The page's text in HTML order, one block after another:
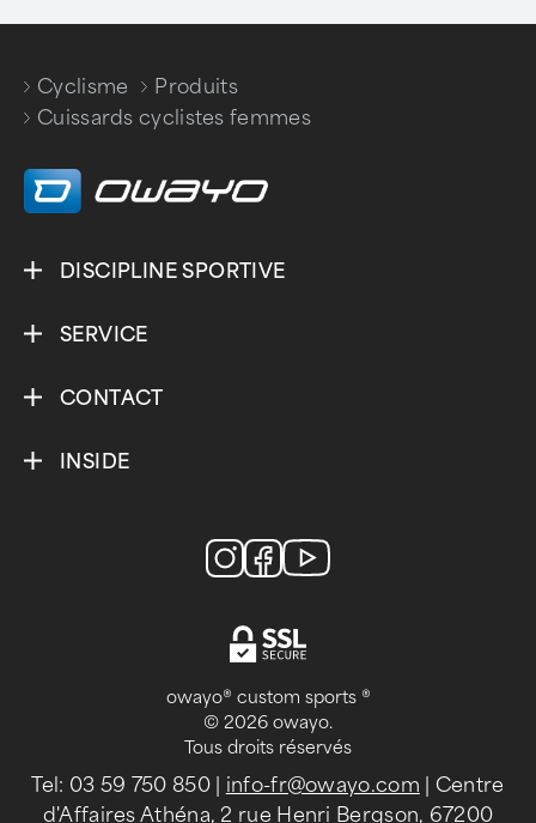
Cyclisme
/
Produits
/
Cuissards cyclistes femmes
DISCIPLINE SPORTIVE
SERVICE
CONTACT
INSIDE
owayo® custom sports ®
© 2026 owayo.
Tous droits réservés
Tel: 03 59 750 850| info-fr@owayo.com | Centre
d'Affaires Athéna, 2 rue Henri Bergson, 67200